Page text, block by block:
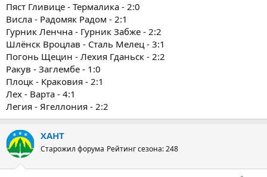
Пяст Гливице - Термалика - 2:0
Висла - Радомяк Радом - 2:1
Гурник Ленчна - Гурник Забже - 2:2
Шлёнск Вроцлав - Сталь Мелец - 3:1
Погонь Щецин - Лехия Гданьск - 2:2
Ракув - Заглембе - 1:0
Плоцк - Краковия - 2:1
Лех - Варта - 4:1
Легия - Ягеллония - 2:2
ХАНТ
Старожил форума Рейтинг сезона: 248